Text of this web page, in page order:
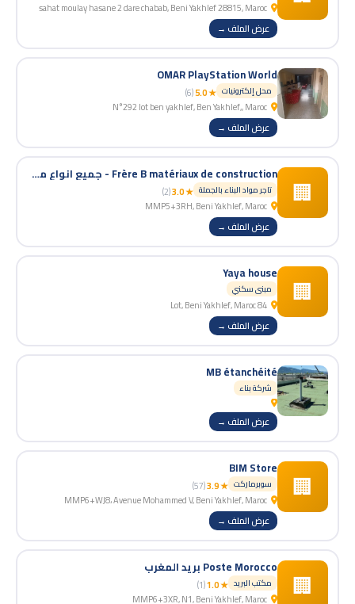
عرض الملف →
OMAR PlayStation World
محل إلكترونيات ★ 5.0
(6)
عرض الملف →
🏢 Frère B matériaux de construction - جميع انواع مواد البناء
تاجر مواد البناء بالجملة ★ 3.0
(2)
عرض الملف →
🏢
Yaya house
مبنى سكني
عرض الملف →
MB étanchéité
شركة بناء
عرض الملف →
🏢
BIM Store
سوبرماركت ★ 3.9
(57)
عرض الملف →
🏢 Poste Morocco بريد المغرب
مكتب البريد ★ 1.0
(1)